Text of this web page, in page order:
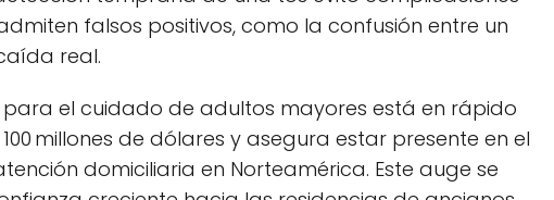
falsos positivos, como la confusión entre un
real.
el cuidado de adultos mayores está en rápido
millones de dólares y asegura estar presente en el
domiciliaria en Norteamérica. Este auge se